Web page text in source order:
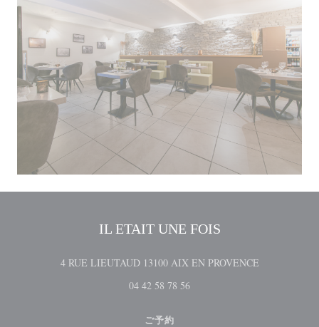
IL ETAIT UNE FOIS
4 RUE LIEUTAUD 13100 AIX EN PROVENCE((新しいウィ
04 42 58 78 56
ご予約